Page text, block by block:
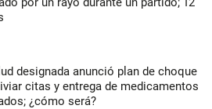
designada anunció plan de choque
citas y entrega de medicamentos
¿cómo será?